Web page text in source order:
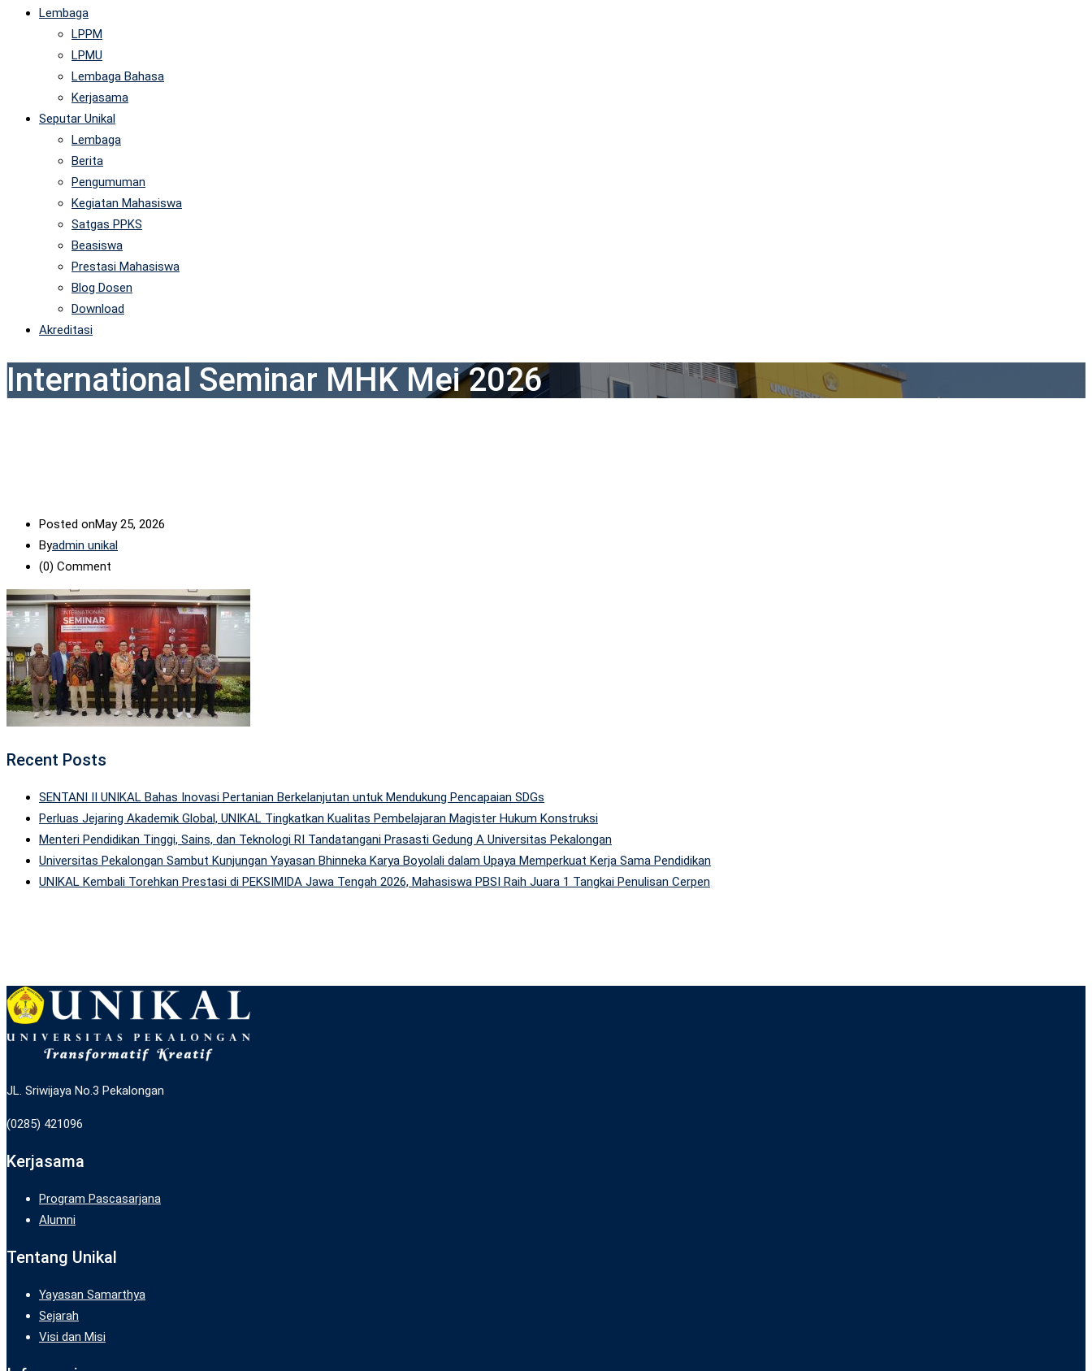
Lembaga
LPPM
LPMU
Lembaga Bahasa
Kerjasama
Seputar Unikal
Lembaga
Berita
Pengumuman
Kegiatan Mahasiswa
Satgas PPKS
Beasiswa
Prestasi Mahasiswa
Blog Dosen
Download
Akreditasi
International Seminar MHK Mei 2026
Posted onMay 25, 2026
Byadmin unikal
(0) Comment
Recent Posts
SENTANI II UNIKAL Bahas Inovasi Pertanian Berkelanjutan untuk Mendukung Pencapaian SDGs
Perluas Jejaring Akademik Global, UNIKAL Tingkatkan Kualitas Pembelajaran Magister Hukum Konstruksi
Menteri Pendidikan Tinggi, Sains, dan Teknologi RI Tandatangani Prasasti Gedung A Universitas Pekalongan
Universitas Pekalongan Sambut Kunjungan Yayasan Bhinneka Karya Boyolali dalam Upaya Memperkuat Kerja Sama Pendidikan
UNIKAL Kembali Torehkan Prestasi di PEKSIMIDA Jawa Tengah 2026, Mahasiswa PBSI Raih Juara 1 Tangkai Penulisan Cerpen
JL. Sriwijaya No.3 Pekalongan
(0285) 421096
Kerjasama
Program Pascasarjana
Alumni
Tentang Unikal
Yayasan Samarthya
Sejarah
Visi dan Misi